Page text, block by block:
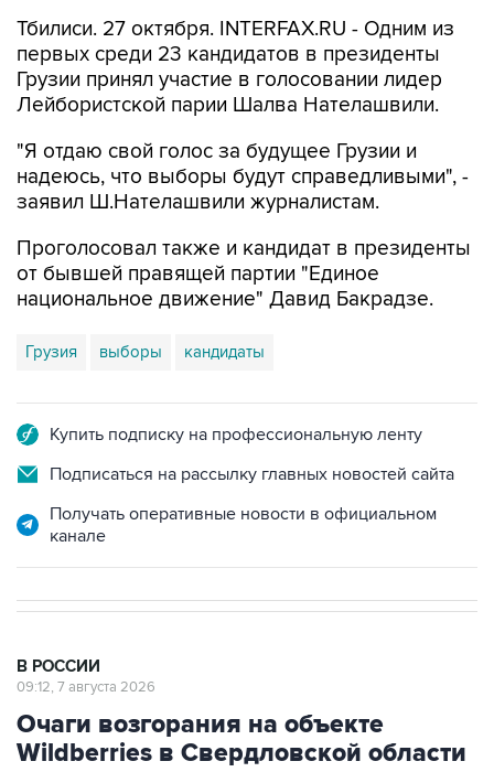
Тбилиси. 27 октября. INTERFAX.RU - Одним из
первых среди 23 кандидатов в президенты
Грузии принял участие в голосовании лидер
Лейбористской парии Шалва Нателашвили.
"Я отдаю свой голос за будущее Грузии и
надеюсь, что выборы будут справедливыми", -
заявил Ш.Нателашвили журналистам.
Проголосовал также и кандидат в президенты
от бывшей правящей партии "Единое
национальное движение" Давид Бакрадзе.
Грузия выборы кандидаты
Купить подписку на профессиональную ленту
Подписаться на рассылку главных новостей сайта
Получать оперативные новости в официальном
канале
В РОССИИ
09:12, 7 августа 2026
Очаги возгорания на объекте
Wildberries в Свердловской области